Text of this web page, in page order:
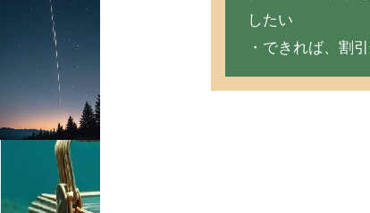
したい
・できれば、割